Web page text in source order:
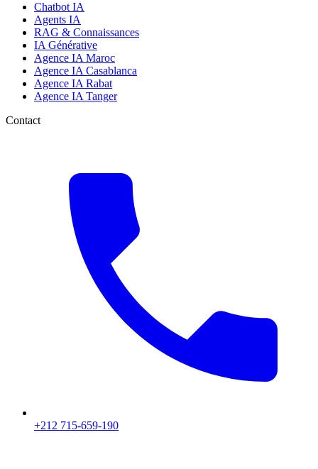
Chatbot IA
Agents IA
RAG & Connaissances
IA Générative
Agence IA Maroc
Agence IA Casablanca
Agence IA Rabat
Agence IA Tanger
Contact
+212 715-659-190